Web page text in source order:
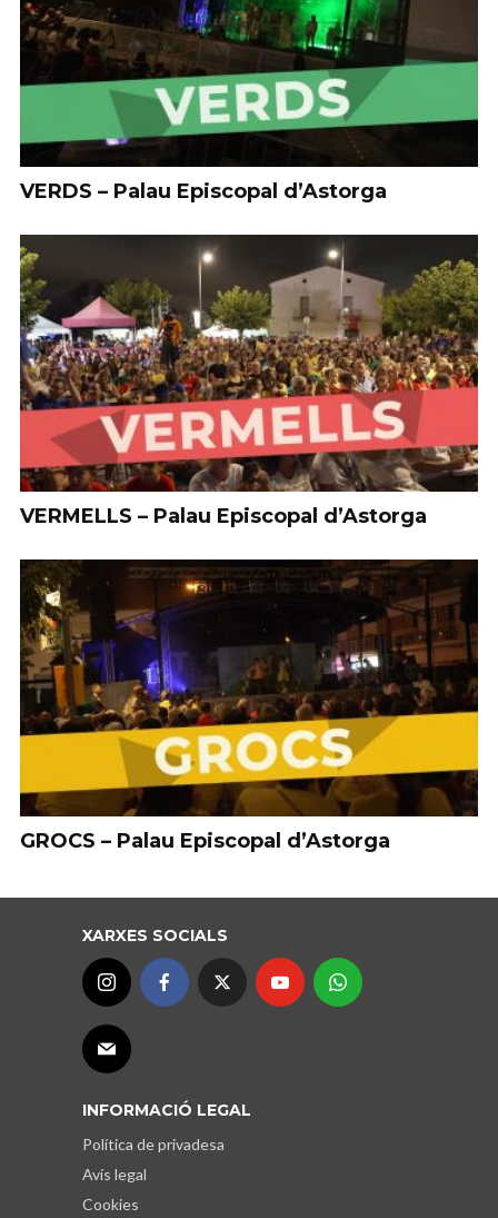
VERDS – Palau Episcopal d’Astorga
VERMELLS – Palau Episcopal d’Astorga
GROCS – Palau Episcopal d’Astorga
XARXES SOCIALS
INFORMACIÓ LEGAL
Política de privadesa
Avís legal
Cookies